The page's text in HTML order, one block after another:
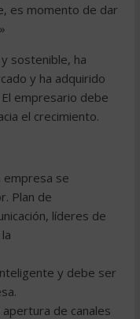
es momento de dar
sostenible, ha
y ha adquirido
empresario debe
el crecimiento.
empresa se
Plan de
líderes de
y debe ser
de canales